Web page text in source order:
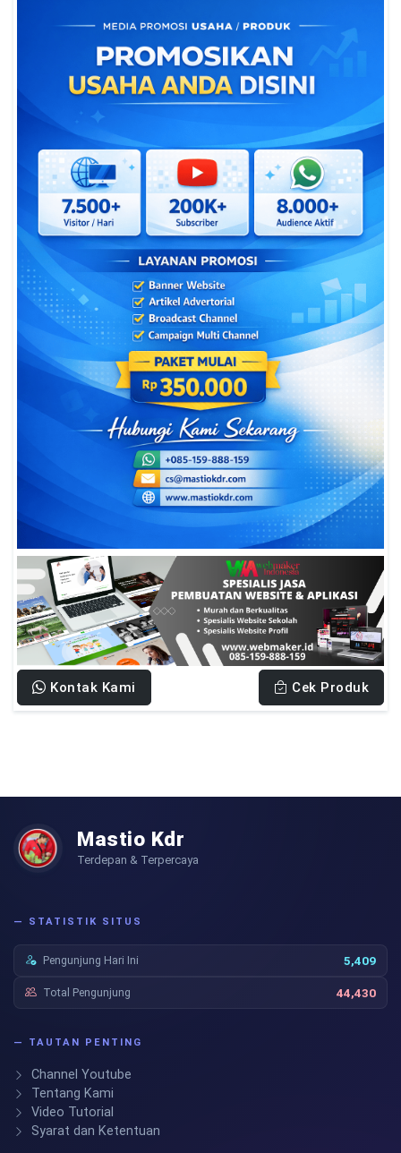
Kontak Kami Cek Produk
Mastio Kdr
Terdepan & Terpercaya
— STATISTIK SITUS
Pengunjung Hari Ini 5,409
Total Pengunjung 44,430
— TAUTAN PENTING
Channel Youtube
Tentang Kami
Video Tutorial
Syarat dan Ketentuan